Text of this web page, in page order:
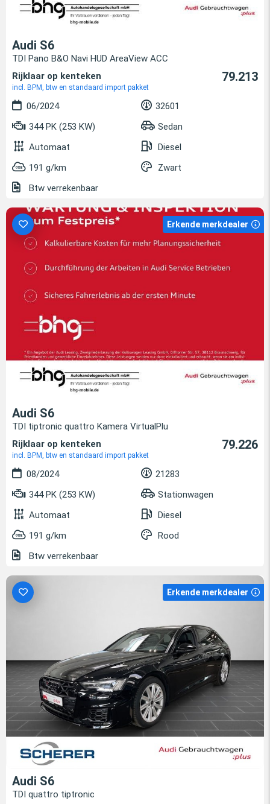
Audi S6
TDI Pano B&O Navi HUD AreaView ACC
Rijklaar op kenteken
incl. BPM, btw en standaard import pakket
79.213
06/2024
32601
344 PK (253 KW)
Sedan
Automaat
Diesel
191 g/km
Zwart
Btw verrekenbaar
Erkende merkdealer
Audi S6
TDI tiptronic quattro Kamera VirtualPlu
Rijklaar op kenteken
incl. BPM, btw en standaard import pakket
79.226
08/2024
21283
344 PK (253 KW)
Stationwagen
Automaat
Diesel
191 g/km
Rood
Btw verrekenbaar
Erkende merkdealer
Audi S6
TDI quattro tiptronic